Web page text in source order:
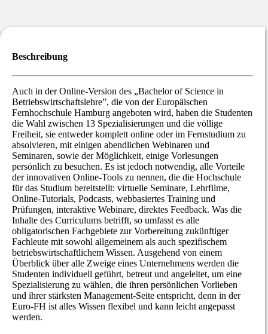
Beschreibung
Auch in der Online-Version des „Bachelor of Science in
Betriebswirtschaftslehre”, die von der Europäischen
Fernhochschule Hamburg angeboten wird, haben die Studenten
die Wahl zwischen 13 Spezialisierungen und die völlige
Freiheit, sie entweder komplett online oder im Fernstudium zu
absolvieren, mit einigen abendlichen Webinaren und
Seminaren, sowie der Möglichkeit, einige Vorlesungen
persönlich zu besuchen. Es ist jedoch notwendig, alle Vorteile
der innovativen Online-Tools zu nennen, die die Hochschule
für das Studium bereitstellt: virtuelle Seminare, Lehrfilme,
Online-Tutorials, Podcasts, webbasiertes Training und
Prüfungen, interaktive Webinare, direktes Feedback. Was die
Inhalte des Curriculums betrifft, so umfasst es alle
obligatorischen Fachgebiete zur Vorbereitung zukünftiger
Fachleute mit sowohl allgemeinem als auch spezifischem
betriebswirtschaftlichem Wissen. Ausgehend von einem
Überblick über alle Zweige eines Unternehmens werden die
Studenten individuell geführt, betreut und angeleitet, um eine
Spezialisierung zu wählen, die ihren persönlichen Vorlieben
und ihrer stärksten Management-Seite entspricht, denn in der
Euro-FH ist alles Wissen flexibel und kann leicht angepasst
werden.